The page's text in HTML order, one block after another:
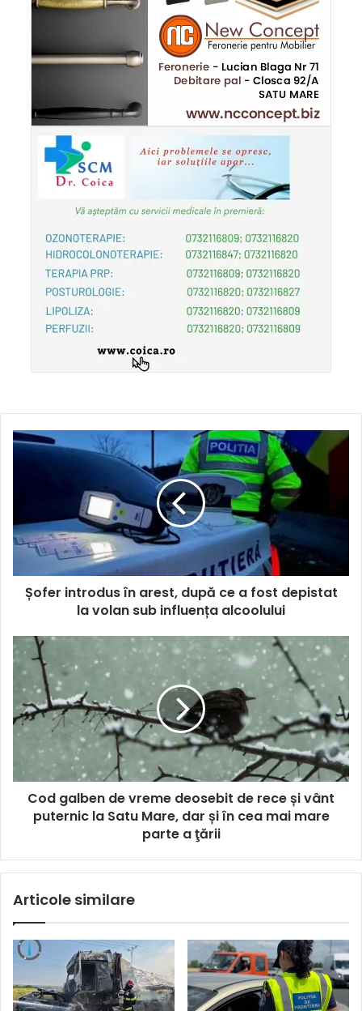
Șofer introdus în arest, după ce a fost depistat
la volan sub influența alcoolului
Cod galben de vreme deosebit de rece și vânt
puternic la Satu Mare, dar și în cea mai mare
parte a ţării
Articole similare